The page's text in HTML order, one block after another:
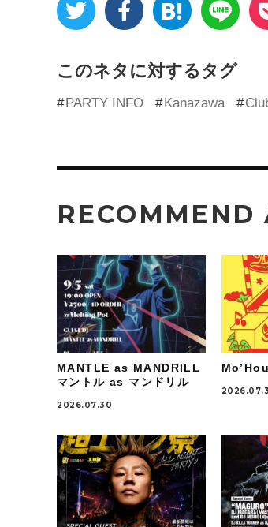
このネタに対するタグ
PARTY INFO Kanazawa
RECOMMEND
MANTLE as MANDRILL
マントル as マンドリル
2026.07.30